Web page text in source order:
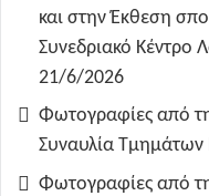
και στην Έκθεση
Συνεδριακό Κέντρο
21/6/2026
Φωτογραφίες από
Συναυλία Τμημάτων
Φωτογραφίες από